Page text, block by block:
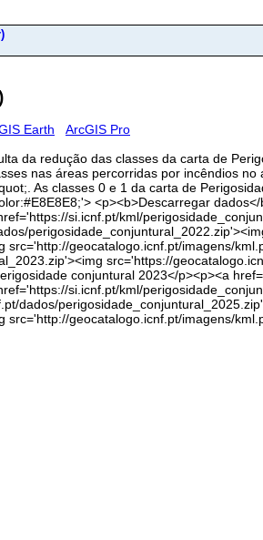
Earth
ArcGIS Pro
da redução das classes da carta de
nas áreas percorridas por incêndios
As classes 0 e 1 da carta de
<p><b>Descarregar
si.icnf.pt/kml/
geocatalogo.icnf.pt/imagens/
src='https://
conjuntural 2023</p><p><a
si.icnf.pt/kml/
dados/
geocatalogo.icnf.pt/imagens/